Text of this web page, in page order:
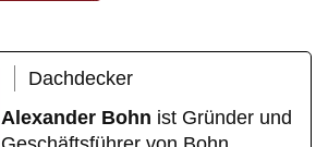
Dachdecker
Alexander Bohn ist Gründer und